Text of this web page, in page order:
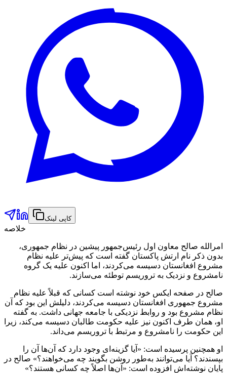
کاپی لینک
خلاصه
امرالله صالح معاون اول رئیس‌جمهور پیشین در نظام جمهوری،
بدون ذکر نام ارتش پاکستان گفته است که پیش‌تر علیه نظام
مشروع افغانستان دسیسه می‌کردند، اما اکنون علیه یک گروه
نامشروع و نزدیک به تروریسم توطئه می‌سازند.
صالح در صفحه ایکس خود نوشته است کسانی که قبلاً علیه نظام
مشروع جمهوری افغانستان دسیسه می‌کردند، دلیلش این بود که آن
نظام مشروع بود و روابط نزدیکی با جامعه جهانی داشت. به گفته
او، همان طرف اکنون نیز علیه حکومت طالبان دسیسه می‌کند، زیرا
این حکومت را نامشروع و مرتبط با تروریسم می‌داند.
او همچنین پرسیده است: «آیا گزینه‌ای وجود دارد که آن‌ها آن را
بپسندند؟ آیا می‌توانند به‌طور روشن بگویند چه می‌خواهند؟» صالح در
پایان نوشته‌اش افزوده است: «آن‌ها اصلاً چه کسانی هستند؟»